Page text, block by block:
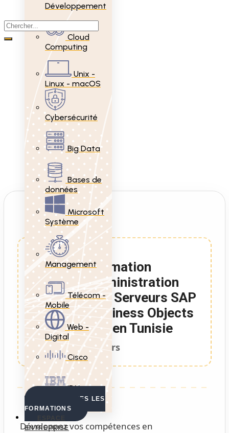
Développement
Cloud
Computing
Unix -
Linux - macOS
Cybersécurité
Big Data
Bases de
données
Microsoft
Système
Management
Télécom -
Mobile
Web -
Digital
Cisco
IBM
VOIR TOUTES LES
FORMATIONS
ENTREPRISE
Formation
Administration
des Serveurs SAP
Business Objects
BI4 en Tunisie
2 Jours
Développez vos compétences en